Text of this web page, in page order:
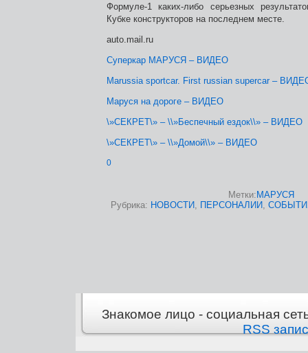
Формуле-1 каких-либо серьезных
Кубке конструкторов на последнем месте.
auto.mail.ru
Суперкар МАРУСЯ – ВИДЕО
Marussia sportcar. First russian supercar –
Mаруся на дороге – ВИДЕО
\»СЕКРЕТ\» – \\»Беспечный ездок\\» – ВИДЕО
\»СЕКРЕТ\» – \\»Домой\\» – ВИДЕО
0
Метки: МАРУСЯ
Рубрика: НОВОСТИ, ПЕРСОНАЛИИ,
Знакомое лицо - социальная
RSS